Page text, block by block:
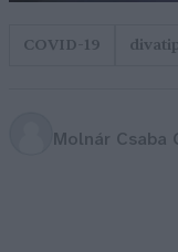
COVID-19
Molnár Csaba